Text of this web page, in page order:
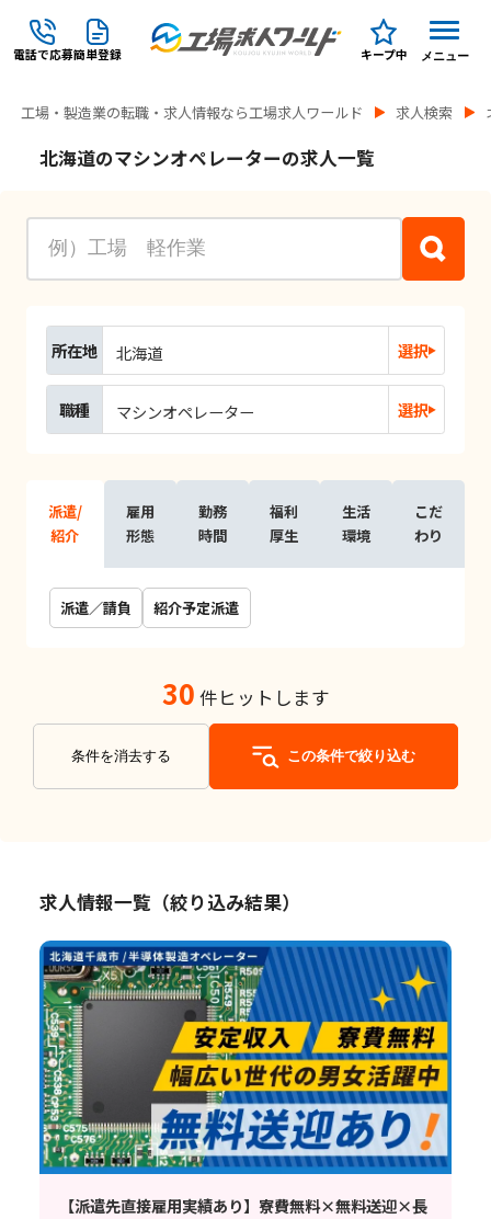
電話で応募簡単登録 キープ中 メニュー
工場・製造業の転職・求人情報なら工場求人ワールド 求人検索
北海道のマシンオペレーターの求人一覧
所在地 北海道 選択
職種 マシンオペレーター 選択
派遣/
紹介
雇用
形態
勤務
時間
福利
厚生
生活
環境
こだ
わり
派遣／請負 紹介予定派遣
30 件ヒットします
条件を消去する この条件で絞り込む
求人情報一覧（絞り込み結果）
【派遣先直接雇用実績あり】寮費無料×無料送迎×長